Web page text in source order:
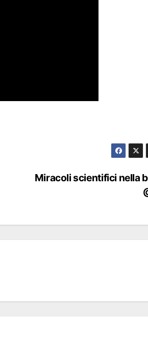
Miracoli scientifici nella